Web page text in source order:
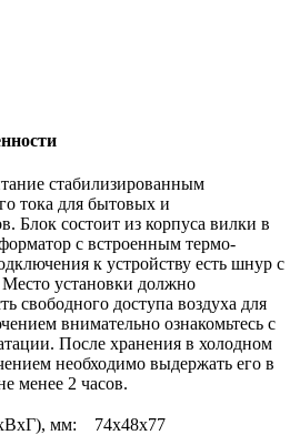
стабилизированным
тока для бытовых и
Блок состоит из корпуса вилки в
с встроенным термо-
к устройству есть шнур с
установки должно
свободного доступа воздуха для
внимательно ознакомьтесь с
После хранения в холодном
необходимо выдержать его в
менее 2 часов.
мм:
74х48х77